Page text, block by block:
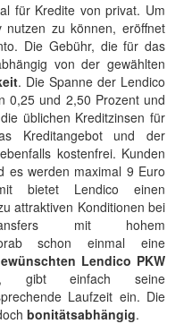
für Kredite von privat. Um
zu können, eröffnet
Die Gebühr, die für das
von der gewählten
. Die Spanne der Lendico
0,25 und 2,50 Prozent und
üblichen Kreditzinsen für
Kreditangebot und der
kostenfrei. Kunden
es werden maximal 9 Euro
bietet Lendico einen
attraktiven Konditionen bei
mit hohem
schon einmal eine
Lendico PKW
gibt einfach seine
Laufzeit ein. Die
bonitätsabhängig.